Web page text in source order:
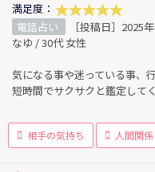
満足度：
電話占い
［投稿日］2025
なゆ / 30代 女性
気になる事や迷っている事、
短時間でサクサクと鑑定して
相手の気持ち 人間関係